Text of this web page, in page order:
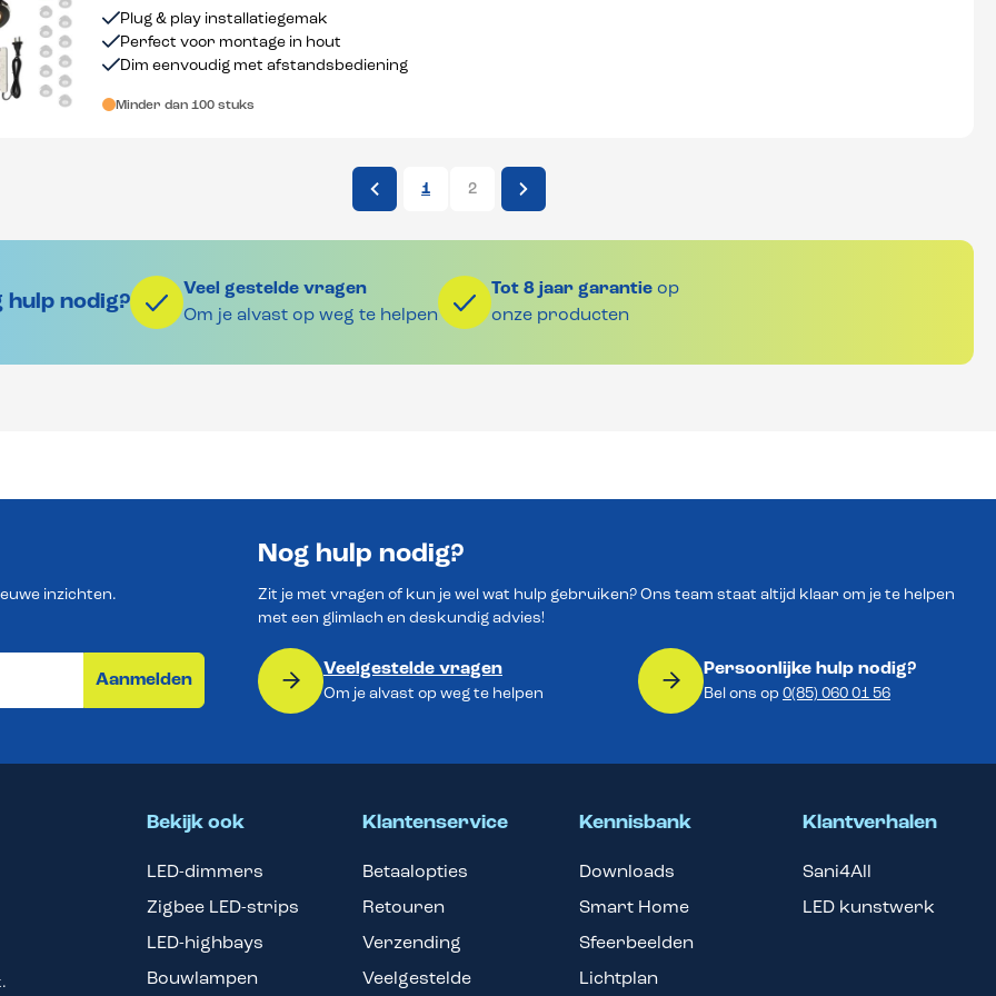
dimbaar 1-12 stuks
Plug & play installatiegemak
Perfect voor montage in hout
Dim eenvoudig met afstandsbediening
Minder dan 100 stuks
1 2
hulp nodig?
Veel gestelde vragen
Om je alvast op weg te helpen
Tot 8 jaar garantie op
onze producten
inzichten.
Aanmelden
Nog hulp nodig?
Zit je met vragen of kun je wel wat hulp gebruiken? Ons team staat altijd klaar om je te helpen
met een glimlach en deskundig advies!
Veelgestelde vragen
Om je alvast op weg te helpen
Persoonlijke hulp nodig?
Bel ons op 0(85) 060 01 56
Bekijk ook
LED-dimmers
Zigbee LED-strips
LED-highbays
Bouwlampen
Klantenservice
Betaalopties
Retouren
Verzending
Veelgestelde
Kennisbank
Downloads
Smart Home
Sfeerbeelden
Lichtplan
Klantverhalen
Sani4All
LED kunstwerk